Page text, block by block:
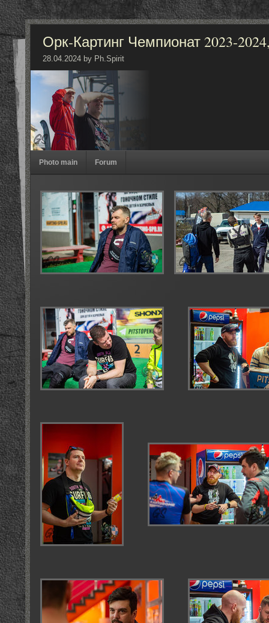
Орк-Картинг Чемпионат 2023-
28.04.2024 by Ph.Spirit
Photo main Forum